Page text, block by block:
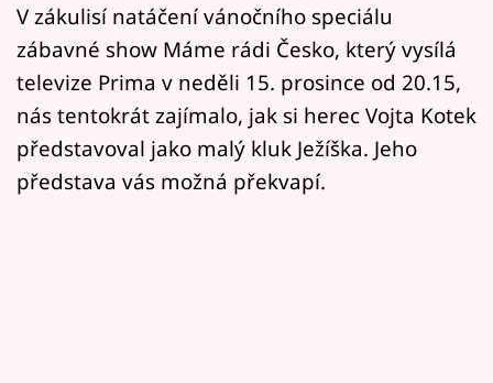
Přihlášení
Sledujte nás
V zákulisí natáčení vánočního speciálu
zábavné show Máme rádi Česko, který vysílá
televize Prima v neděli 15. prosince od 20.15,
nás tentokrát zajímalo, jak si herec Vojta Kotek
představoval jako malý kluk Ježíška. Jeho
představa vás možná překvapí.